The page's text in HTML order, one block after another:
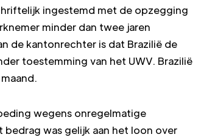
ingestemd met de opzegging
minder dan twee jaren
de kantonrechter is dat Brazilië de
toestemming van het UWV. Brazilië
wegens onregelmatige
was gelijk aan het loon over